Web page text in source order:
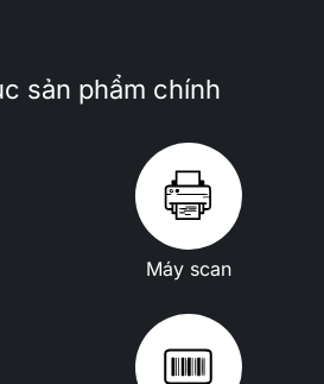
sản phẩm chính
Máy scan